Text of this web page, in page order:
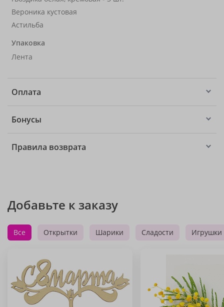
Вероника кустовая
Астильба
Упаковка
Лента
Оплата
Бонусы
Правила возврата
Добавьте к заказу
Все Открытки Шарики Сладости Игрушки